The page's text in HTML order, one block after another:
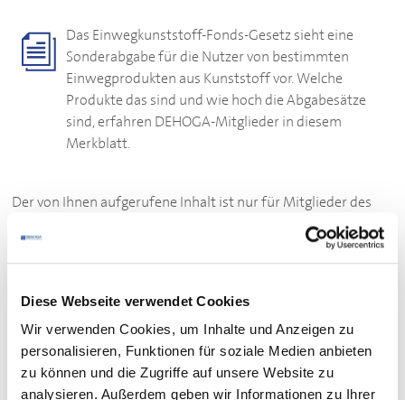
Diese Webseite verwendet Cookies
Wir verwenden Cookies, um Inhalte und Anzeigen zu
personalisieren, Funktionen für soziale Medien anbieten
zu können und die Zugriffe auf unsere Website zu
analysieren. Außerdem geben wir Informationen zu Ihrer
Das Einwegkunststoff-Fonds-Gesetz sieht eine
Sonderabgabe für die Nutzer von bestimmten
Einwegprodukten aus Kunststoff vor. Welche
Produkte das sind und wie hoch die Abgabesätze
sind, erfahren DEHOGA-Mitglieder in diesem
Merkblatt.
Der von Ihnen aufgerufene Inhalt ist nur für Mitglieder des
ZUM LOGIN
Sie sind noch kein Mitglied desDEHOGABaden-
Württemberg?